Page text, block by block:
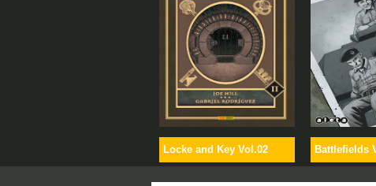
Locke and Key Vol.02 Battlefields